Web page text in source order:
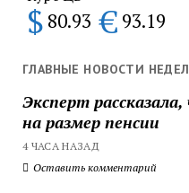
$ 80.93 € 93.19
ГЛАВНЫЕ НОВОСТИ
Эксперт
на размер пенсии
4 ЧАСА НАЗАД
Оставить комментарий